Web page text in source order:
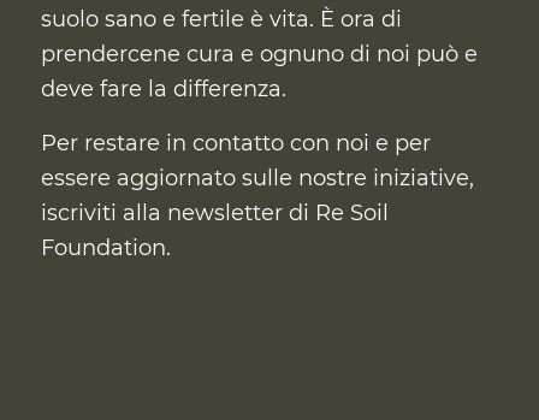
suolo sano e fertile è vita. È ora di
prendercene cura e ognuno di noi può e
deve fare la differenza.
Per restare in contatto con noi e per
essere aggiornato sulle nostre iniziative,
iscriviti alla newsletter di Re Soil
Foundation.